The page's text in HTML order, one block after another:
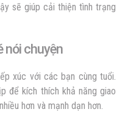
sẽ giúp cải thiện tình trạng
nói chuyện
xúc với các bạn cùng tuổi.
để kích thích khả năng giao
hơn và mạnh dạn hơn.